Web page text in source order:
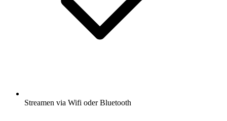
Streamen via Wifi oder Bluetooth